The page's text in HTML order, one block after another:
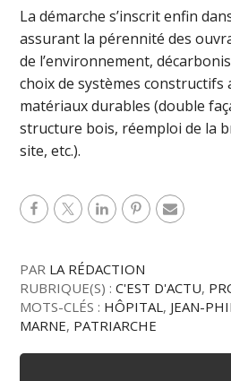
La démarche s’inscrit enfin
assurant la pérennité des
de l’environnement,
choix de systèmes constructifs
matériaux durables (double
structure bois, réemploi de la
site, etc.).
PAR LA RÉDACTION
RUBRIQUE(S) :C'EST D'ACTU,
MOTS-CLÉS : HÔPITAL, JEAN-
MARNE, PATRIARCHE